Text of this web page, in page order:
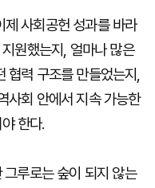
사회공헌 성과를 바라
원했는지, 얼마나 많은
협력 구조를 만들었는지,
사회 안에서 지속 가능한
한다.
루로는 숲이 되지 않는